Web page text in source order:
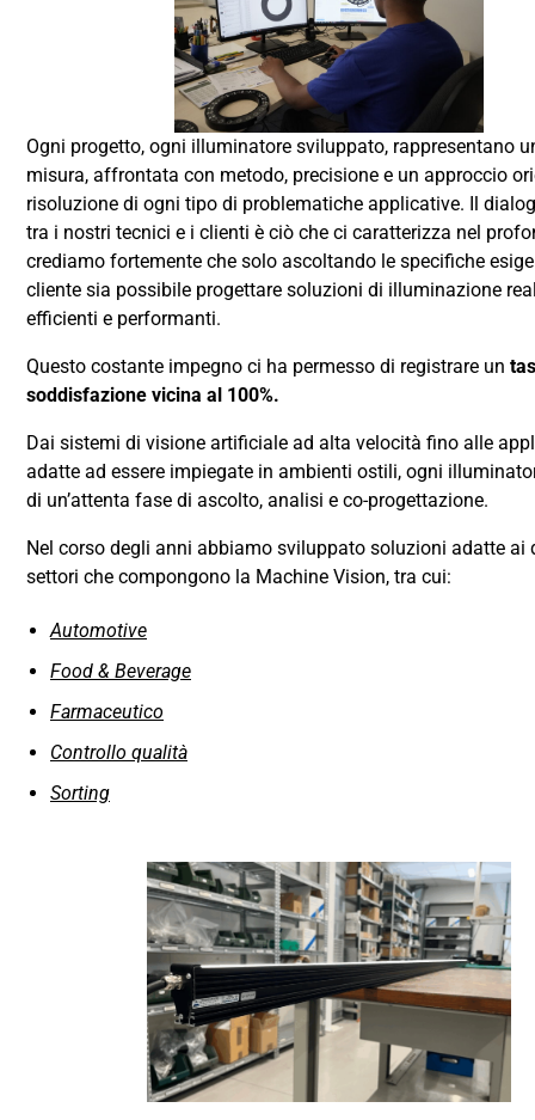
Ogni progetto, ogni illuminatore sviluppato, rappresentano
misura, affrontata con metodo, precisione e un approccio
risoluzione di ogni tipo di problematiche applicative. Il
tra i nostri tecnici e i clienti è ciò che ci caratterizza nel
crediamo fortemente che solo ascoltando le specifiche
cliente sia possibile progettare soluzioni di illuminazione
efficienti e performanti.
Questo costante impegno ci ha permesso di registrare un
soddisfazione vicina al 100%.
Dai sistemi di visione artificiale ad alta velocità fino alle
adatte ad essere impiegate in ambienti ostili, ogni
di un’attenta fase di ascolto, analisi e co-progettazione.
Nel corso degli anni abbiamo sviluppato soluzioni adatte ai
settori che compongono la Machine Vision, tra cui:
Automotive
Food & Beverage
Farmaceutico
Controllo qualità
Sorting